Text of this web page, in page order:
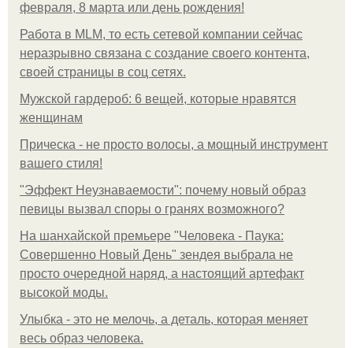
февраля, 8 марта или день рождения!
Работа в MLM, то есть сетевой компании сейчас
неразрывно связана с создание своего контента,
своей страницы в соц сетях.
Мужской гардероб: 6 вещей, которые нравятся
женщинам
Прическа - не просто волосы, а мощный инструмент
вашего стиля!
"Эффект Неузнаваемости": почему новый образ
певицы вызвал споры о гранях возможного?
На шанхайской премьере "Человека - Паука:
Совершенно Новый День" зендея выбрала не
просто очередной наряд, а настоящий артефакт
высокой моды.
Улыбка - это не мелочь, а деталь, которая меняет
весь образ человека.